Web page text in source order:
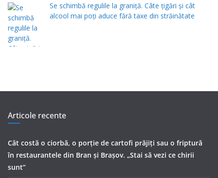
Se schimbă regulile la graniță. Câte țigări și cât
alcool mai poți aduce fără taxe din străinătate
Articole recente
Cât costă o ciorbă, o porţie de cartofi prăjiţi sau o friptură
în restaurantele din Bran şi Braşov. „Stai să vezi ce chirii
sunt”